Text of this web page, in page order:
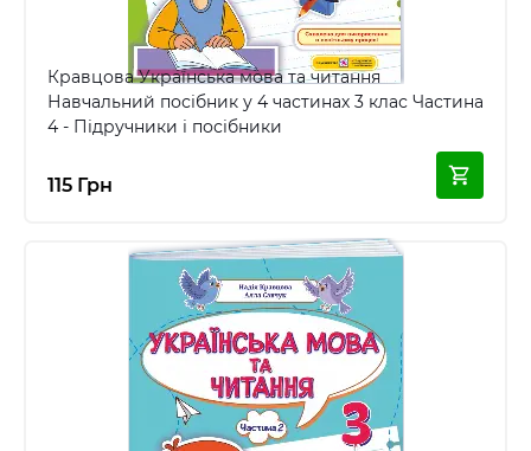
Кравцова Українська мова та читання
Навчальний посібник у 4 частинах 3 клас Частина
4 - Підручники і посібники
115 Грн